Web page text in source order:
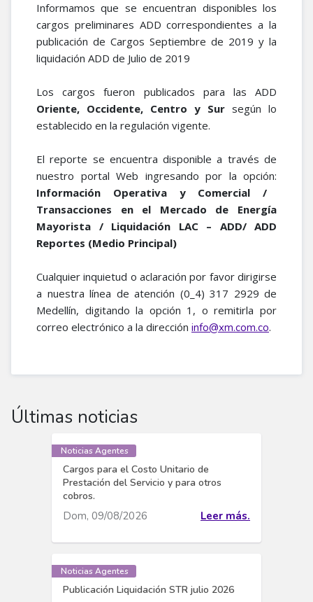
Informamos que se encuentran disponibles los
cargos preliminares ADD correspondientes a la
publicación de Cargos Septiembre de 2019 y la
liquidación ADD de Julio de 2019
Los cargos fueron publicados para las ADD
Oriente, Occidente, Centro y Sur según lo
establecido en la regulación vigente.
El reporte se encuentra disponible a través de
nuestro portal Web ingresando por la opción:
Información Operativa y Comercial /
Transacciones en el Mercado de Energía
Mayorista / Liquidación LAC – ADD/ ADD
Reportes (Medio Principal)
Cualquier inquietud o aclaración por favor dirigirse
a nuestra línea de atención (0_4) 317 2929 de
Medellín, digitando la opción 1, o remitirla por
correo electrónico a la dirección info@xm.com.co.
Últimas noticias
Noticias Agentes
Cargos para el Costo Unitario de
Prestación del Servicio y para otros
cobros.
Dom, 09/08/2026 Leer más.
Noticias Agentes
Publicación Liquidación STR julio 2026